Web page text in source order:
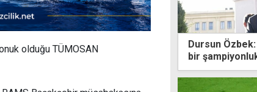
olduğu TÜMOSAN
Dursun
bir